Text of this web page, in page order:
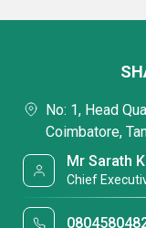
No: 1, Head
Coimbatore,
Mr Sarath
Chief